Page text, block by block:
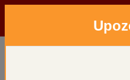
Hledat